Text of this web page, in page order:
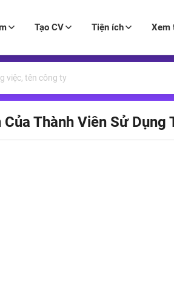
Tạo CV Tiện ích Xem
Thành Viên Sử